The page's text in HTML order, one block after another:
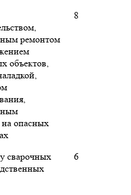
ремонтом
объектов,
опасных
8
сварочных
6